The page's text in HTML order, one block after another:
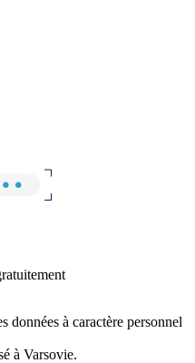
données à caractère personnel
à Varsovie.